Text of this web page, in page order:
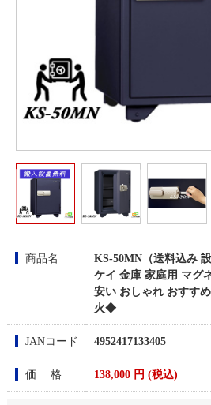
商品名
KS-50MN（送料込み
ケイ 金庫 家庭用 マグ
安い おしゃれ おすす
火◆
JANコード 4952417133405
価 格 138,000円 (税込)